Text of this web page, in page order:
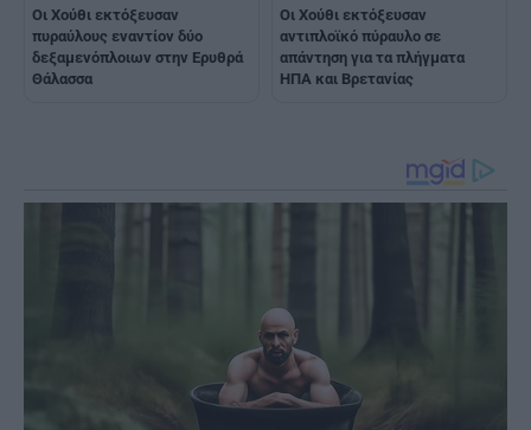
Οι Χούθι εκτόξευσαν
πυραύλους εναντίον δύο
δεξαμενόπλοιων στην Ερυθρά
Θάλασσα
Οι Χούθι εκτόξευσαν
αντιπλοϊκό πύραυλο σε
απάντηση για τα πλήγματα
ΗΠΑ και Βρετανίας